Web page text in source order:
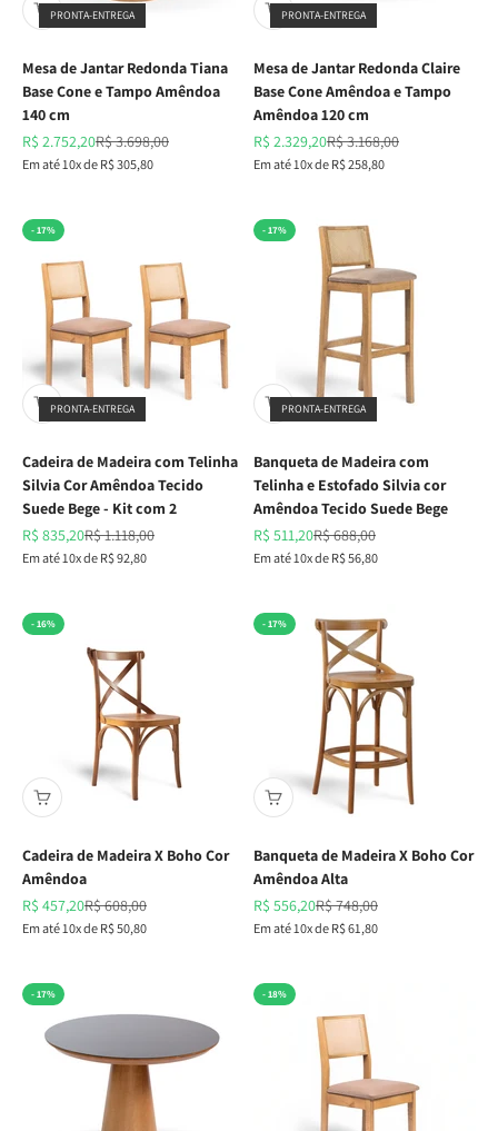
PRONTA-ENTREGA
Mesa de Jantar Redonda Tiana
Base Cone e Tampo Amêndoa
140 cm
Preço promocional
R$ 2.752,20Preço normal
R$ 3.698,00
Em até 10x de R$ 305,80
PRONTA-ENTREGA
Mesa de Jantar Redonda Claire
Base Cone Amêndoa e Tampo
Amêndoa 120 cm
Preço promocional
R$ 2.329,20Preço normal
R$ 3.168,00
Em até 10x de R$ 258,80
- 17%
PRONTA-ENTREGA
Cadeira de Madeira com Telinha
Silvia Cor Amêndoa Tecido
Suede Bege - Kit com 2
Preço promocional
R$ 835,20Preço normal
R$ 1.118,00
Em até 10x de R$ 92,80
- 17%
PRONTA-ENTREGA
Banqueta de Madeira com
Telinha e Estofado Silvia cor
Amêndoa Tecido Suede Bege
Preço promocional
R$ 511,20Preço normal
R$ 688,00
Em até 10x de R$ 56,80
- 16%
Cadeira de Madeira X Boho Cor
Amêndoa
Preço promocional
R$ 457,20Preço normal
R$ 608,00
Em até 10x de R$ 50,80
- 17%
Banqueta de Madeira X Boho Cor
Amêndoa Alta
Preço promocional
R$ 556,20Preço normal
R$ 748,00
Em até 10x de R$ 61,80
- 17% - 18%